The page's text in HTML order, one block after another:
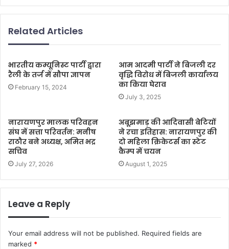
Related Articles
भारतीय कम्यूनिस्ट पार्टी द्वारा
रैली के तर्ज में सौपा ज्ञापन
February 15, 2024
आम आदमी पार्टी ने बिजली दर
वृद्धि विरोध में बिजली कार्यालय
का किया घेराव
July 3, 2025
नारायणपुर मालक परिवहन
संघ में सत्ता परिवर्तन: मनीष
राठौर बने अध्यक्ष, अमित भद्र
सचिव
July 27, 2026
अबूझमाड़ की आदिवासी बेटियों
ने रचा इतिहास: नारायणपुर की
दो महिला क्रिकेटर्स का स्टेट
कैम्प में चयन
August 1, 2025
Leave a Reply
Your email address will not be published. Required fields are
marked *